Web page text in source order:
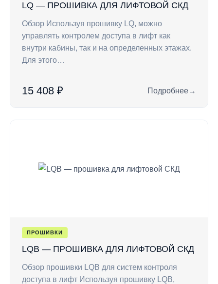
LQ — ПРОШИВКА ДЛЯ ЛИФТОВОЙ СКД
Обзор Используя прошивку LQ, можно
управлять контролем доступа в лифт как
внутри кабины, так и на определенных этажах.
Для этого…
15 408 ₽ Подробнее
: LQ — прошивка
→
ПРОШИВКИ
LQB — ПРОШИВКА ДЛЯ ЛИФТОВОЙ СКД
Обзор прошивки LQB для систем контроля
доступа в лифт Используя прошивку LQB,